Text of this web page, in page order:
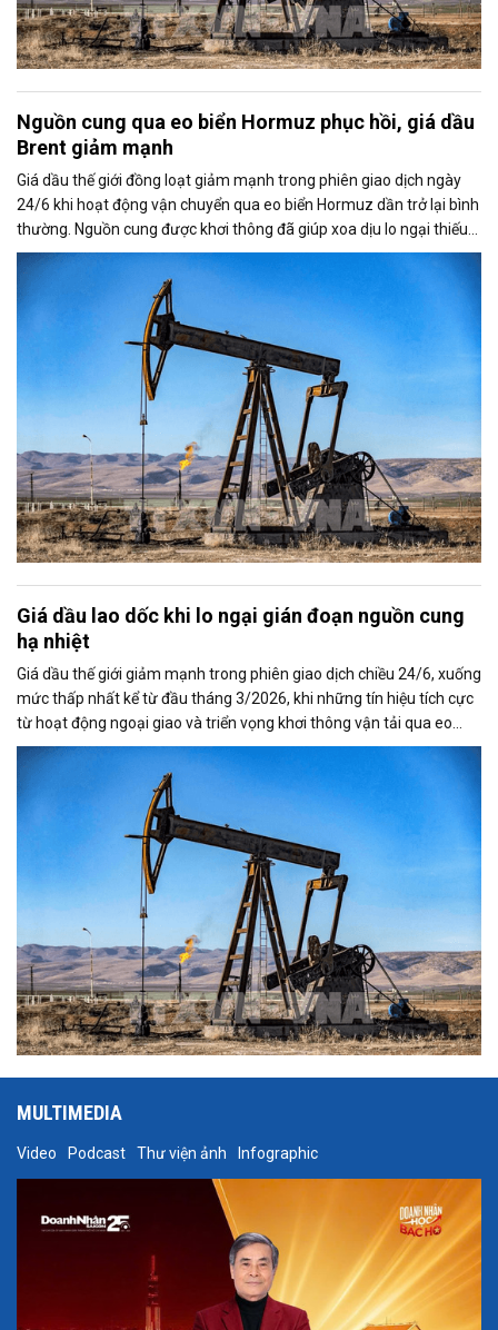
Nguồn cung qua eo biển Hormuz phục hồi, giá dầu
Brent giảm mạnh
Giá dầu thế giới đồng loạt giảm mạnh trong phiên giao dịch ngày
24/6 khi hoạt động vận chuyển qua eo biển Hormuz dần trở lại bình
thường. Nguồn cung được khơi thông đã giúp xoa dịu lo ngại thiếu
hụt dầu từ Trung Đông, kéo giá Brent và WTI xuống mức thấp nhất
trong nhiều tháng.
Giá dầu lao dốc khi lo ngại gián đoạn nguồn cung
hạ nhiệt
Giá dầu thế giới giảm mạnh trong phiên giao dịch chiều 24/6, xuống
mức thấp nhất kể từ đầu tháng 3/2026, khi những tín hiệu tích cực
từ hoạt động ngoại giao và triển vọng khơi thông vận tải qua eo
biển Hormuz làm dịu bớt lo ngại về nguy cơ gián đoạn nguồn cung
toàn cầu.
MULTIMEDIA
Video Podcast Thư viện ảnh Infographic